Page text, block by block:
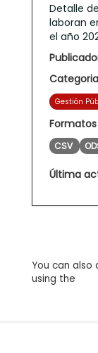
Detalle
laboran
el año
Gestión
CSV
Última
You can also
using the